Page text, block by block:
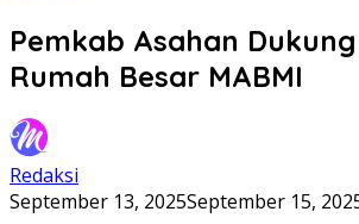
Pemkab Asahan
Rumah Besar MABMI
Redaksi
September 13, 2025September 15,